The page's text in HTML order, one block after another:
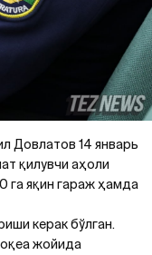
Довлатов 14 январь
қилувчи аҳоли
га яқин гараж ҳамда
керак бўлган.
жойида